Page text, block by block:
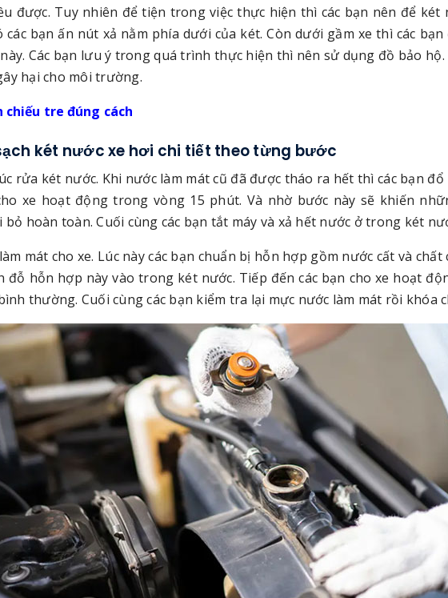
được. Tuy nhiên để tiện trong việc thực hiện thì các bạn nên để
các bạn ấn nút xả nằm phía dưới của két. Còn dưới gầm xe thì các
Các bạn lưu ý trong quá trình thực hiện thì nên sử dụng đồ bảo
hại cho môi trường.
chiếu tre đúng cách
két nước xe hơi chi tiết theo từng bước
rửa két nước. Khi nước làm mát cũ đã được tháo ra hết thì các bạn đổ
xe hoạt động trong vòng 15 phút. Và nhờ bước này sẽ khiến
hoàn toàn. Cuối cùng các bạn tắt máy và xả hết nước ở trong két
mát cho xe. Lúc này các bạn chuẩn bị hỗn hợp gồm nước cất và
đỗ hỗn hợp này vào trong két nước. Tiếp đến các bạn cho xe hoạt
thường. Cuối cùng các bạn kiểm tra lại mực nước làm mát rồi khóa